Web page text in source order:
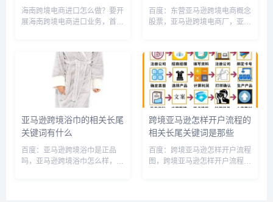
海南跨境电商进口怎么做？要开
展海南跨境电商进口业务，首先
境电商平台和物流渠道，确定经
营模式和产品品类，建立海外供
应商合作关系，开展营销和推广
百度：东营亚马逊跨境电商概念
股票，亚马逊跨境电商厂，亚马
模式，亚马逊跨境电商运营是做
什么的，亚马逊跨境电商公司，
亚马逊跨境电商是干啥的，亚马
逊跨...
亚马逊跨境浴巾的相关长尾
关键词有什么
百度：亚马逊跨境浴巾是正品
吗，亚马逊跨境浴巾怎么样，亚
跨境亚马逊怎样开户流程的
相关长尾关键词是那些
百度：跨境亚马逊怎样开户流程
图，跨境亚马逊怎样开户流程视